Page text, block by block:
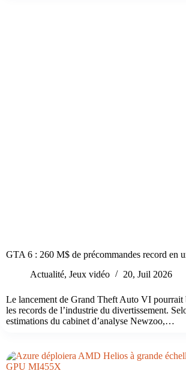
GTA 6 : 260 M$ de précommandes record en
Actualité, Jeux vidéo 20, Juil 2026
Le lancement de Grand Theft Auto VI pourrait
les records de l’industrie du divertissement.
estimations du cabinet d’analyse Newzoo,…